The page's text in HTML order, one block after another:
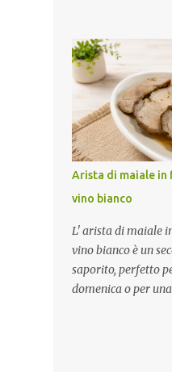
preparazione:
cottura: circa 15
minuti) Tempo di
mentre la cottura
permette di
leggermente
conquista subito.
morbide e saporite
Lascia marinare
aromi prima della
friggitrice Gira le
questo modo
Ingredienti (2
maiale Salsa
Rosmarino secco
Procedimento
Arista di maiale
vino bianco
L' arista di maiale
vino bianco è un
saporito, perfetto
domenica o per